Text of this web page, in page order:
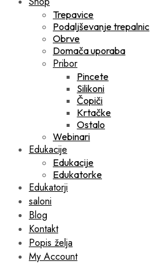
Trepavice
Podaljševanje trepalnic
Obrve
Domača uporaba
Pribor
Pincete
Silikoni
Čopiči
Krtačke
Ostalo
Webinari
Edukacije
Edukacije
Edukatorke
Edukatorji
saloni
Blog
Kontakt
Popis želja
My Account